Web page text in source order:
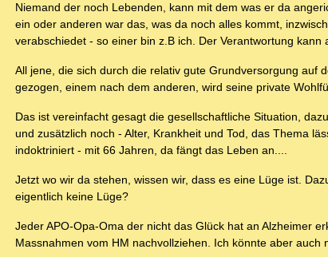
Niemand der noch Lebenden, kann mit dem was er da
ein oder anderen war das, was da noch alles kommt,
verabschiedet - so einer bin z.B ich. Der Verantwortung
All jene, die sich durch die relativ gute Grundversorgung auf
gezogen, einem nach dem anderen, wird seine private
Das ist vereinfacht gesagt die gesellschaftliche Situation,
und zusätzlich noch - Alter, Krankheit und Tod, das Thema
indoktriniert - mit 66 Jahren, da fängt das Leben an....
Jetzt wo wir da stehen, wissen wir, dass es eine Lüge ist.
eigentlich keine Lüge?
Jeder APO-Opa-Oma der nicht das Glück hat an Alzheimer
Massnahmen vom HM nachvollziehen. Ich könnte aber